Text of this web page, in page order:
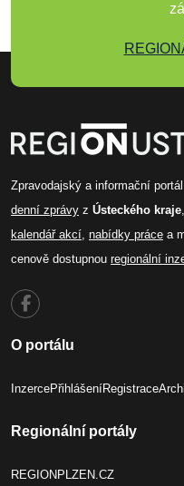
Zpravodajský a informační
denní zprávy z Ústeckého kraje
kalendář akcí, nabídky práce a
cenově dostupnou regionální
O portálu
InzercePřihlášeníRegistrace
Regionální portály
REGIONPLZEN.CZ